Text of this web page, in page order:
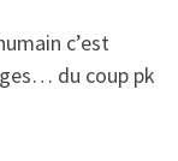
c’est
du coup pk